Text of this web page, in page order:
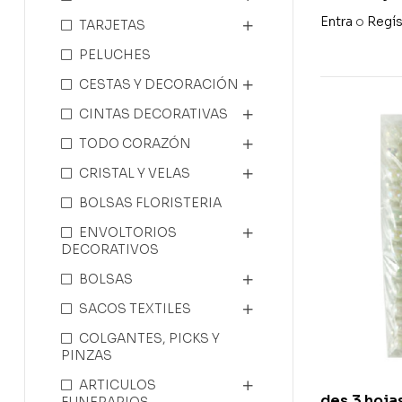
Entra o
TARJETAS
PELUCHES
CESTAS Y DECORACIÓN
CINTAS DECORATIVAS
TODO CORAZÓN
CRISTAL Y VELAS
BOLSAS FLORISTERIA
ENVOLTORIOS
DECORATIVOS
BOLSAS
SACOS TEXTILES
COLGANTES, PICKS Y
PINZAS
ARTICULOS